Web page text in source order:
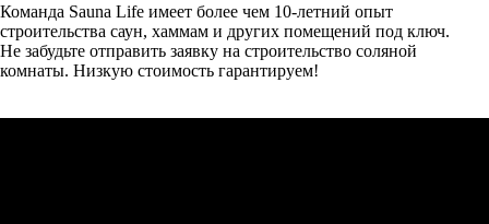
Команда Sauna Life имеет более чем 10-летний опыт
строительства саун, хаммам и других помещений под ключ.
Не забудьте отправить заявку на строительство соляной
комнаты. Низкую стоимость гарантируем!